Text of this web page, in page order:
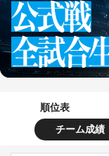
順位表
チーム成績